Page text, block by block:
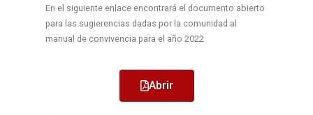
En el siguiente enlace encontrará el documento abierto
para las sugierencias dadas por la comunidad al
manual de convivencia para el año 2022
Abrir